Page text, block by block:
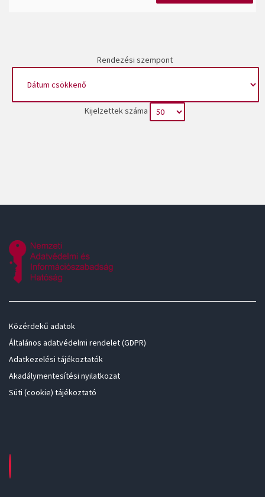
Rendezési szempont
Kijelzettek száma
Közérdekű adatok
Általános adatvédelmi rendelet (GDPR)
Adatkezelési tájékoztatók
Akadálymentesítési nyilatkozat
Süti (cookie) tájékoztató